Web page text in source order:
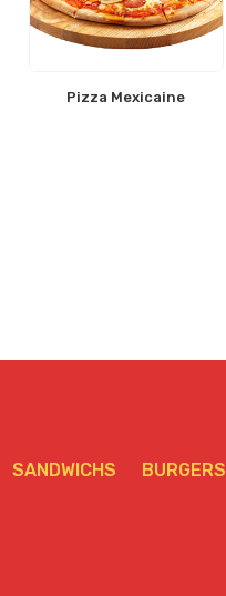
Pizza Mexicaine
SANDWICHS BURGERS